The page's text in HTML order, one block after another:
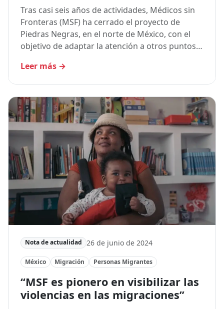
Tras casi seis años de actividades, Médicos sin
Fronteras (MSF) ha cerrado el proyecto de
Piedras Negras, en el norte de México, con el
objetivo de adaptar la atención a otros puntos…
Leer más →
Nota de actualidad 26 de junio de 2024
México Migración Personas Migrantes
“MSF es pionero en visibilizar las
violencias en las migraciones”